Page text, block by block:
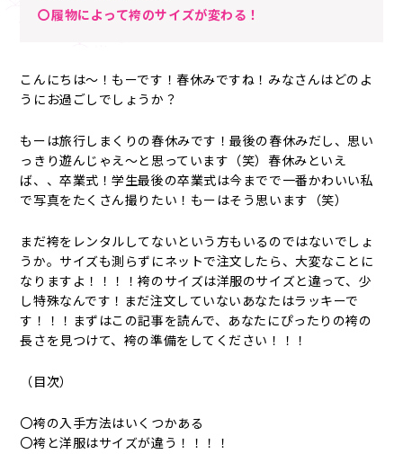
〇履物によって袴のサイズが変わる！
こんにちは～！もーです！春休みですね！みなさんはどのよ
うにお過ごしでしょうか？
もーは旅行しまくりの春休みです！最後の春休みだし、思い
っきり遊んじゃえ～と思っています（笑）春休みといえ
ば、、卒業式！学生最後の卒業式は今までで一番かわいい私
で写真をたくさん撮りたい！もーはそう思います（笑）
まだ袴をレンタルしてないという方もいるのではないでしょ
うか。サイズも測らずにネットで注文したら、大変なことに
なりますよ！！！！袴のサイズは洋服のサイズと違って、少
し特殊なんです！まだ注文していないあなたはラッキーで
す！！！まずはこの記事を読んで、あなたにぴったりの袴の
長さを見つけて、袴の準備をしてください！！！
（目次）
〇袴の入手方法はいくつかある
〇袴と洋服はサイズが違う！！！！